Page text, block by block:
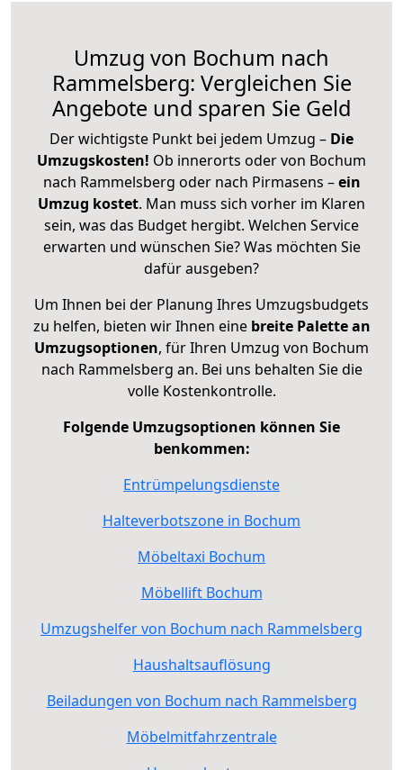
Umzug von Bochum nach
Rammelsberg: Vergleichen Sie
Angebote und sparen Sie Geld
Der wichtigste Punkt bei jedem Umzug – Die
Umzugskosten! Ob innerorts oder von Bochum
nach Rammelsberg oder nach Pirmasens –ein
Umzug kostet. Man muss sich vorher im Klaren
sein, was das Budget hergibt. Welchen Service
erwarten und wünschen Sie? Was möchten Sie
dafür ausgeben?
Um Ihnen bei der Planung Ihres Umzugsbudgets
zu helfen, bieten wir Ihnen eine breite Palette an
Umzugsoptionen, für Ihren Umzug von Bochum
nach Rammelsberg an. Bei uns behalten Sie die
volle Kostenkontrolle.
Folgende Umzugsoptionen können Sie
benkommen:
Entrümpelungsdienste
Halteverbotszone in Bochum
Möbeltaxi Bochum
Möbellift Bochum
Umzugshelfer von Bochum nach Rammelsberg
Haushaltsauflösung
Beiladungen von Bochum nach Rammelsberg
Möbelmitfahrzentrale